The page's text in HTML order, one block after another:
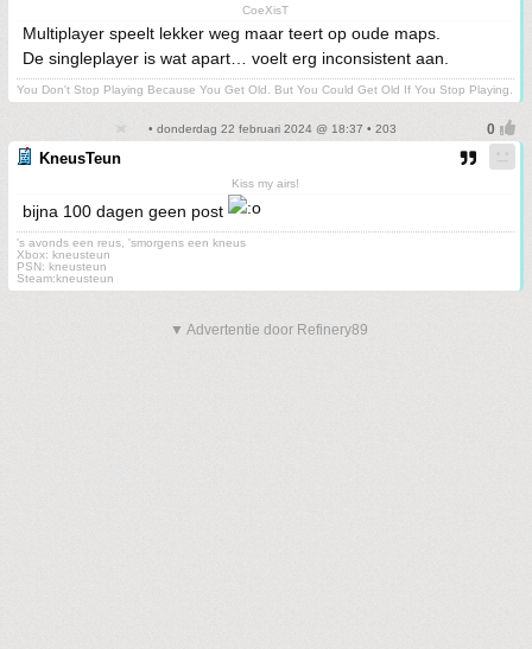
CoeXisT
Multiplayer speelt lekker weg maar teert op oude maps.
De singleplayer is wat apart… voelt erg inconsistent aan.
You Don't Stop Playing Because You Get Old. But You Could Get Old If You Stop Playing.
• donderdag 22 februari 2024 @ 18:37 • 203
KneusTeun
Kiss my airs!
bijna 100 dagen geen post
's avonds een reus, 'smorgens een kneus
Xbox: kneusteun
PSN: kneusteun
Steam:kneusteun
▼ Advertentie door Refinery89